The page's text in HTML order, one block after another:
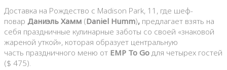
Доставка на Рождество с Madison Park, 11, где шеф-
повар Даниэль Хамм (Daniel Humm), предлагает взять на
себя праздничные кулинарные заботы со своей «знаковой
жареной уткой», которая образует центральную
часть праздничного меню от EMP To Go для четырех гостей
($ 475).